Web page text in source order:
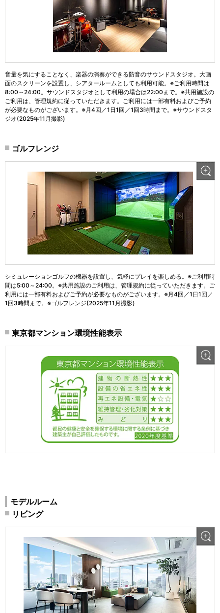
音量を気にすることなく、楽器の演奏ができる防音のサウンドスタジオ。大画
面のスクリーンを設置し、シアタールームとしても利用可能。※ご利用時間は
8:00～24:00。サウンドスタジオとして利用の場合は22:00まで。※共用施設の
ご利用は、管理規約に従っていただきます。ご利用には一部有料およびご予約
が必要なものがございます。※月4回／1日1回／1回3時間まで。※サウンドスタ
ジオ(2025年11月撮影)
ゴルフレンジ
シミュレーションゴルフの機器を設置し、気軽にプレイを楽しめる。※ご利用時
間は5:00～24:00。※共用施設のご利用は、管理規約に従っていただきます。ご
利用には一部有料およびご予約が必要なものがございます。※月4回／1日1回／
1回3時間まで。※ゴルフレンジ(2025年11月撮影)
東京都マンション環境性能表示
モデルルーム
リビング